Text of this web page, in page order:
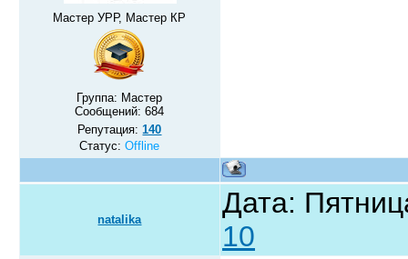
Мастер УРР, Мастер КР
Группа: Мастер
Сообщений:684
Репутация:140
Статус:Offline
natalika
Дата:
10